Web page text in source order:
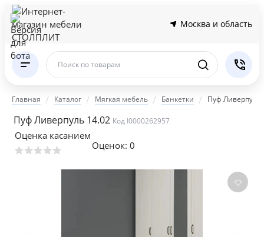
Москва и область
Поиск по товарам
Главная Каталог Мягкая мебель Банкетки Пуф Ливерпуль
Пуф Ливерпуль 14.02 Код I0000262957
Оценка касанием
Оценок: 0